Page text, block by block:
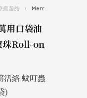
癒產品 › Merry Go Round 神奇萬用口袋油 (有效止痕止痛)(不沾手滾珠Roll-on瓶裝)
用口袋油
珠Roll-on
活絡 蚊叮蟲
)